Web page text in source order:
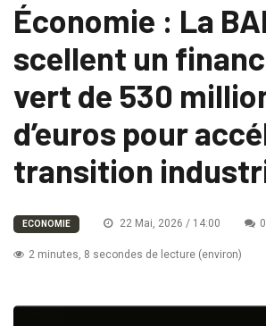
Économie : La
scellent un
vert de 530
d’euros pour
transition
ECONOMIE 22 Mai, 2026 / 14:00
2 minutes, 8 secondes de lecture (environ)